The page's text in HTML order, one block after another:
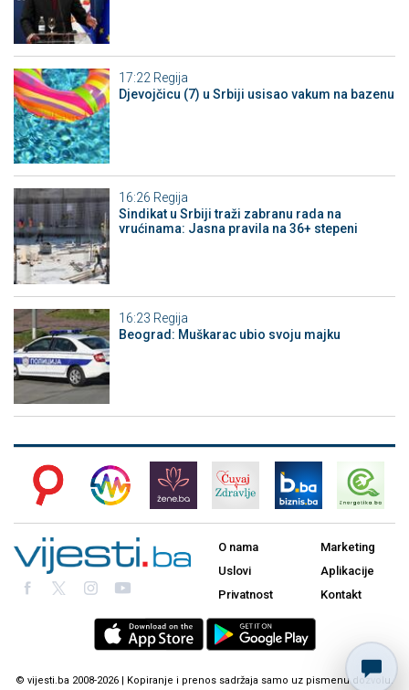
17:22 Regija
Djevojčicu (7) u Srbiji usisao vakum na bazenu
16:26 Regija
Sindikat u Srbiji traži zabranu rada na
vrućinama: Jasna pravila na 36+ stepeni
16:23 Regija
Beograd: Muškarac ubio svoju majku
O nama
Uslovi
Privatnost
Marketing
Aplikacije
Kontakt
© vijesti.ba 2008-2026 | Kopiranje i prenos sadržaja samo uz pismenu dozvolu.